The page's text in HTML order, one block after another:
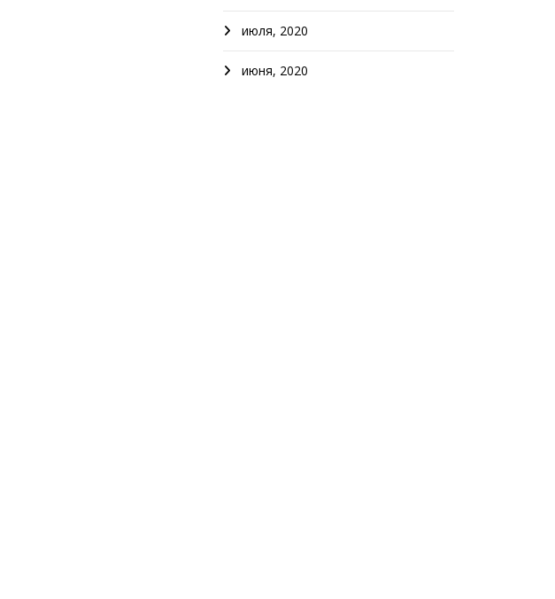
июля, 2020
июня, 2020